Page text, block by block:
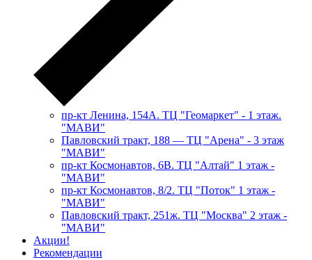
пр-кт Ленина, 154А. ТЦ "Геомаркет" - 1 этаж.
"МАВИ"
​Павловский тракт, 188 — ТЦ "Арена" - 3 этаж
"МАВИ"
пр-кт Космонавтов, 6В. ТЦ "Алтай" 1 этаж -
"МАВИ"
пр-кт Космонавтов, 8/2. ТЦ "Поток" 1 этаж -
"МАВИ"
Павловский тракт, 251ж. ТЦ "Москва" 2 этаж -
"МАВИ"
Акции!
Рекомендации